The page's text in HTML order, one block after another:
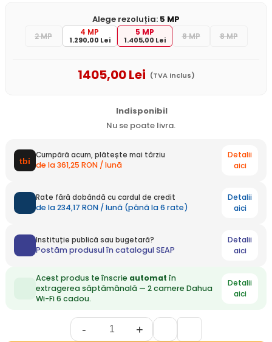
Alege rezoluția: 5 MP
2 MP 4 MP
1.290,00 Lei
5 MP
1.405,00 Lei 8 MP 8 MP
1405,00Lei (TVA inclus)
Indisponibil
Nu se poate livra.
Cumpără acum, plătește mai târziu
de la 361,25 RON / lună
Detalii
aici
Rate fără dobândă cu cardul de credit
de la 234,17 RON / lună (până la 6 rate)
Detalii
aici
Instituție publică sau bugetară?
Postăm produsul în catalogul SEAP
Detalii
aici
Acest produs te înscrie automat în
extragerea săptămânală — 2 camere Dahua
Wi-Fi 6 cadou.
Detalii
aici
- +